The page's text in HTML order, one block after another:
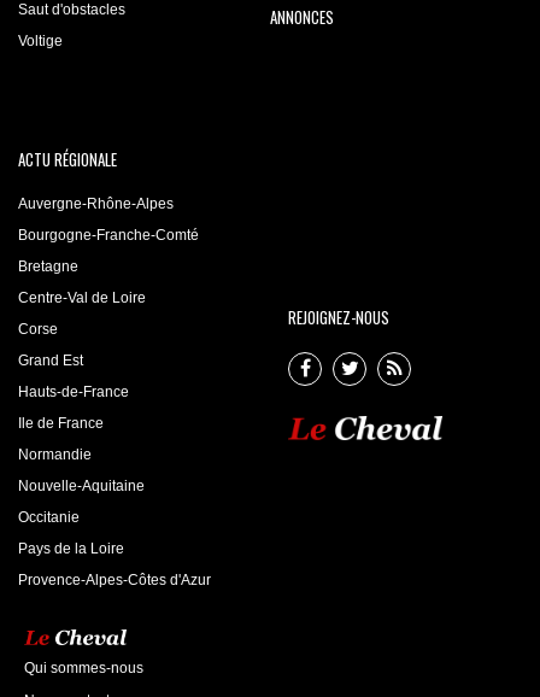
Saut d'obstacles
Voltige
ANNONCES
ACTU RÉGIONALE
Auvergne-Rhône-Alpes
Bourgogne-Franche-Comté
Bretagne
Centre-Val de Loire
Corse
Grand Est
Hauts-de-France
Ile de France
Normandie
Nouvelle-Aquitaine
Occitanie
Pays de la Loire
Provence-Alpes-Côtes d'Azur
REJOIGNEZ-NOUS
Qui sommes-nous